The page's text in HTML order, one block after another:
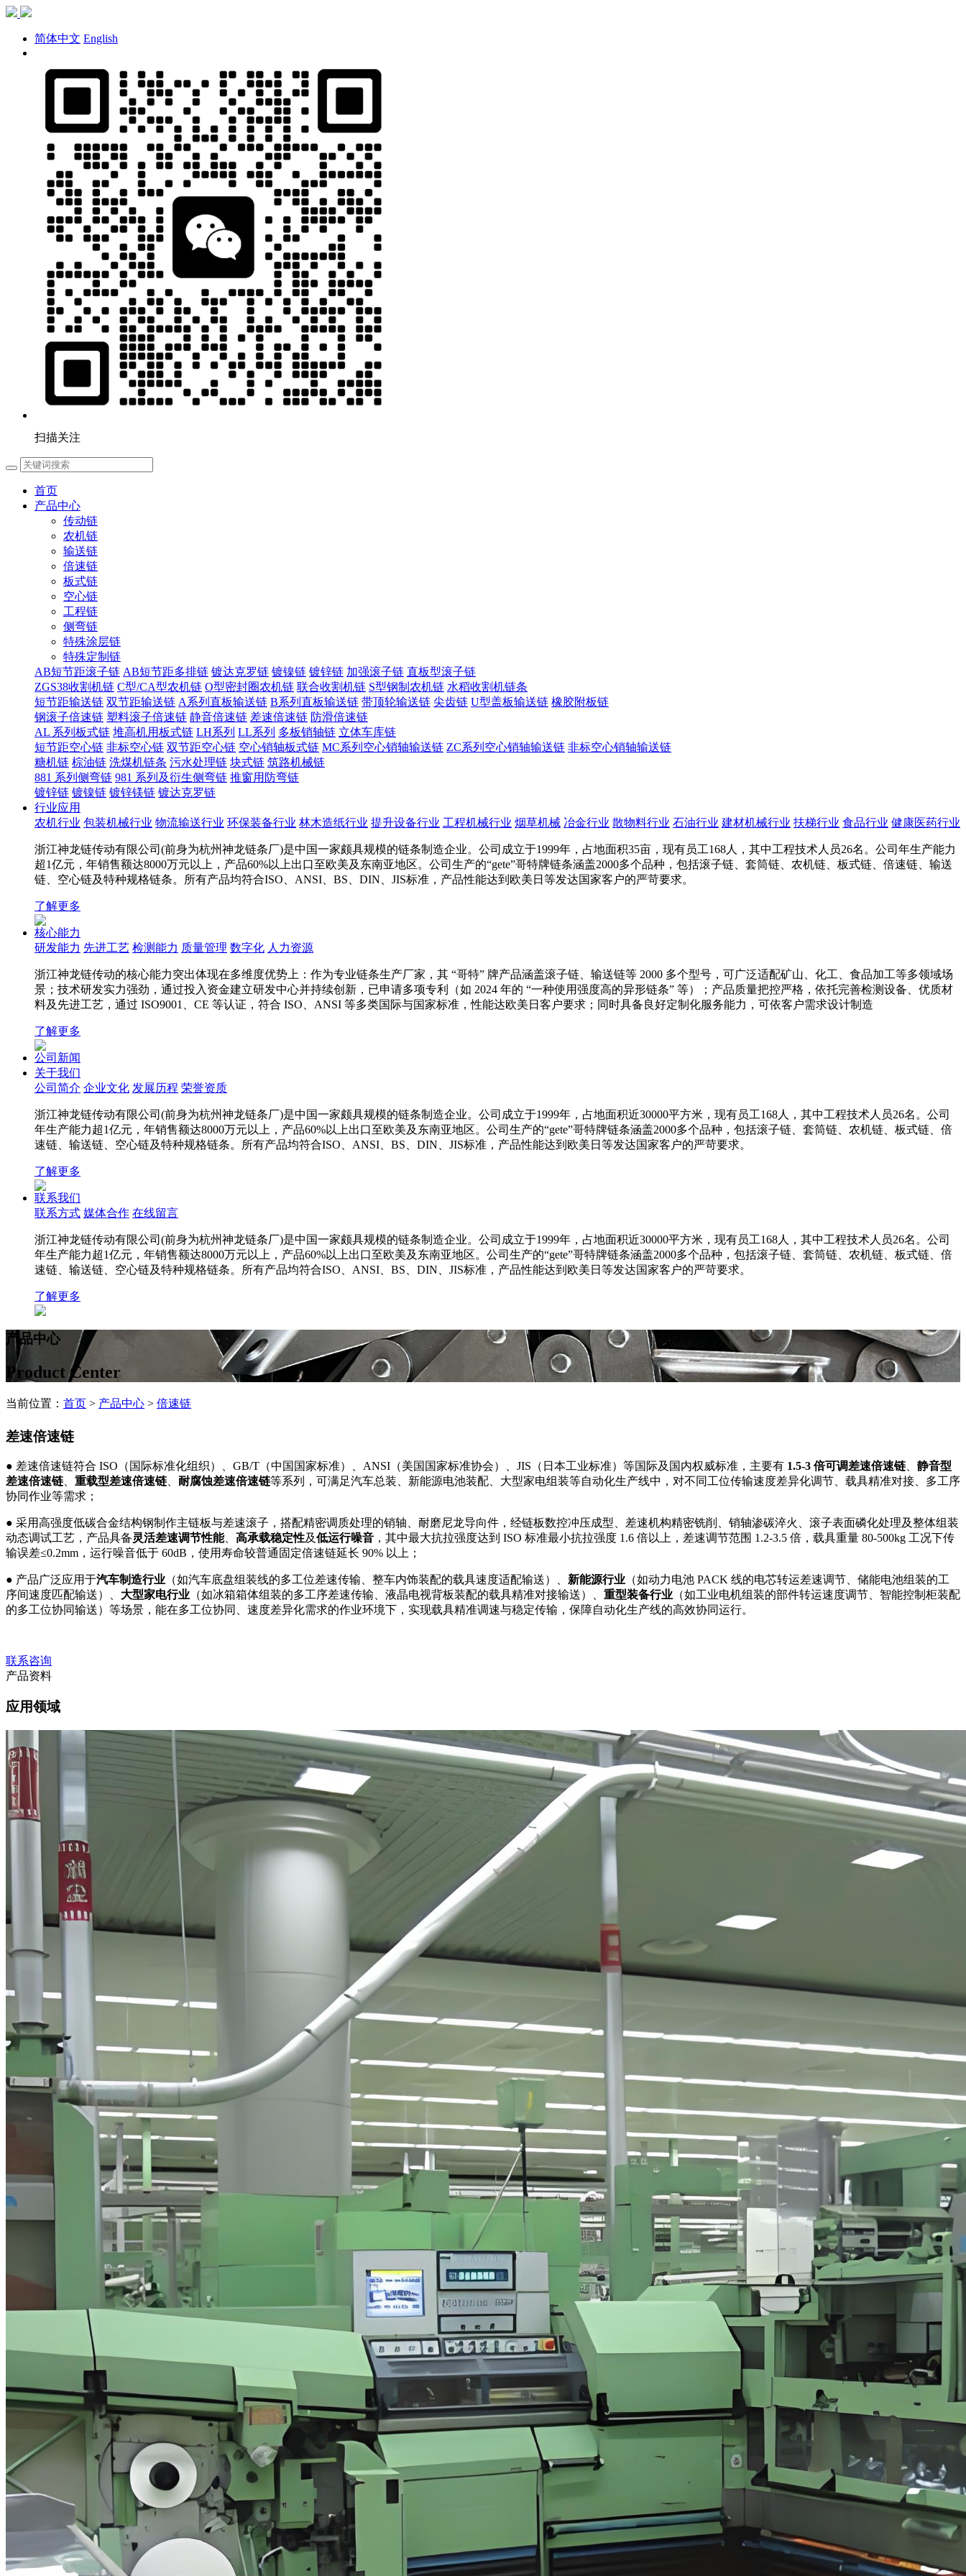
简体中文 English
扫描关注
首页
产品中心
传动链
农机链
输送链
倍速链
板式链
空心链
工程链
侧弯链
特殊涂层链
特殊定制链
AB短节距滚子链 AB短节距多排链 镀达克罗链 镀镍链 镀锌链 加强滚子链 直板型滚子链
ZGS38收割机链 C型/CA型农机链 O型密封圈农机链 联合收割机链 S型钢制农机链 水稻收割机链条
短节距输送链 双节距输送链 A系列直板输送链 B系列直板输送链 带顶轮输送链 尖齿链 U型盖板输送链 橡胶附板链
钢滚子倍速链 塑料滚子倍速链 静音倍速链 差速倍速链 防滑倍速链
AL 系列板式链 堆高机用板式链 LH系列 LL系列 多板销轴链 立体车库链
短节距空心链 非标空心链 双节距空心链 空心销轴板式链 MC系列空心销轴输送链 ZC系列空心销轴输送链 非标空心销轴输送链
糖机链 棕油链 洗煤机链条 污水处理链 块式链 筑路机械链
881 系列侧弯链 981 系列及衍生侧弯链 推窗用防弯链
镀锌链 镀镍链 镀锌镁链 镀达克罗链
行业应用
农机行业 包装机械行业 物流输送行业 环保装备行业 林木造纸行业 提升设备行业 工程机械行业 烟草机械 冶金行业 散物料行业 石油行业 建材机械行业 扶梯行业 食品行业 健康医药行业
浙江神龙链传动有限公司(前身为杭州神龙链条厂)是中国一家颇具规模的链条制造企业。公司成立于1999年，占地面积35亩，现有员工168人，其中工程技术人员26名。公司年生产能力
超1亿元，年销售额达8000万元以上，产品60%以上出口至欧美及东南亚地区。公司生产的“gete”哥特牌链条涵盖2000多个品种，包括滚子链、套筒链、农机链、板式链、倍速链、输送
链、空心链及特种规格链条。所有产品均符合ISO、ANSI、BS、DIN、JIS标准，产品性能达到欧美日等发达国家客户的严苛要求。
了解更多
核心能力
研发能力 先进工艺 检测能力 质量管理 数字化 人力资源
浙江神龙链传动的核心能力突出体现在多维度优势上：作为专业链条生产厂家，其 “哥特” 牌产品涵盖滚子链、输送链等 2000 多个型号，可广泛适配矿山、化工、食品加工等多领域场
景；技术研发实力强劲，通过投入资金建立研发中心并持续创新，已申请多项专利（如 2024 年的 “一种使用强度高的异形链条” 等）；产品质量把控严格，依托完善检测设备、优质材
料及先进工艺，通过 ISO9001、CE 等认证，符合 ISO、ANSI 等多类国际与国家标准，性能达欧美日客户要求；同时具备良好定制化服务能力，可依客户需求设计制造
了解更多
公司新闻
关于我们
公司简介 企业文化 发展历程 荣誉资质
浙江神龙链传动有限公司(前身为杭州神龙链条厂)是中国一家颇具规模的链条制造企业。公司成立于1999年，占地面积近30000平方米，现有员工168人，其中工程技术人员26名。公司
年生产能力超1亿元，年销售额达8000万元以上，产品60%以上出口至欧美及东南亚地区。公司生产的“gete”哥特牌链条涵盖2000多个品种，包括滚子链、套筒链、农机链、板式链、倍
速链、输送链、空心链及特种规格链条。所有产品均符合ISO、ANSI、BS、DIN、JIS标准，产品性能达到欧美日等发达国家客户的严苛要求。
了解更多
联系我们
联系方式 媒体合作 在线留言
浙江神龙链传动有限公司(前身为杭州神龙链条厂)是中国一家颇具规模的链条制造企业。公司成立于1999年，占地面积近30000平方米，现有员工168人，其中工程技术人员26名。公司
年生产能力超1亿元，年销售额达8000万元以上，产品60%以上出口至欧美及东南亚地区。公司生产的“gete”哥特牌链条涵盖2000多个品种，包括滚子链、套筒链、农机链、板式链、倍
速链、输送链、空心链及特种规格链条。所有产品均符合ISO、ANSI、BS、DIN、JIS标准，产品性能达到欧美日等发达国家客户的严苛要求。
了解更多
产品中心
Product Center
当前位置： 首页 > 产品中心 > 倍速链
差速倍速链
● 差速倍速链符合 ISO（国际标准化组织）、GB/T（中国国家标准）、ANSI（美国国家标准协会）、JIS（日本工业标准）等国际及国内权威标准，主要有 1.5-3 倍可调差速倍速链、 静音型
差速倍速链、 重载型差速倍速链、 耐腐蚀差速倍速链等系列，可满足汽车总装、新能源电池装配、大型家电组装等自动化生产线中，对不同工位传输速度差异化调节、载具精准对接、多工序
协同作业等需求；
● 采用高强度低碳合金结构钢制作主链板与差速滚子，搭配精密调质处理的销轴、耐磨尼龙导向件，经链板数控冲压成型、差速机构精密铣削、销轴渗碳淬火、滚子表面磷化处理及整体组装
动态调试工艺，产品具备灵活差速调节性能、 高承载稳定性及低运行噪音 ，其中最大抗拉强度达到 ISO 标准最小抗拉强度 1.6 倍以上，差速调节范围 1.2-3.5 倍，载具重量 80-500kg 工况下传
输误差≤0.2mm，运行噪音低于 60dB，使用寿命较普通固定倍速链延长 90% 以上；
● 产品广泛应用于汽车制造行业 （如汽车底盘组装线的多工位差速传输、整车内饰装配的载具速度适配输送）、 新能源行业 （如动力电池 PACK 线的电芯转运差速调节、储能电池组装的工
序间速度匹配输送）、 大型家电行业 （如冰箱箱体组装的多工序差速传输、液晶电视背板装配的载具精准对接输送）、 重型装备行业 （如工业电机组装的部件转运速度调节、智能控制柜装配
的多工位协同输送）等场景，能在多工位协同、速度差异化需求的作业环境下，实现载具精准调速与稳定传输，保障自动化生产线的高效协同运行。
联系咨询
产品资料
应用领域